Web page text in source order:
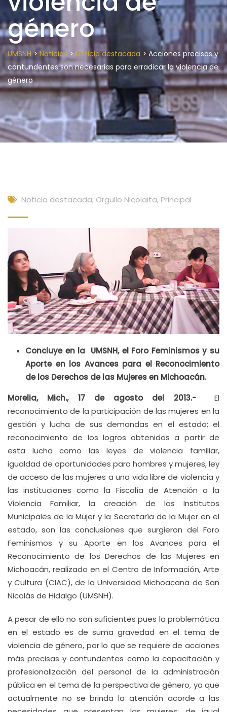
género
UMSNH> Noticias > Noticia destacada > Acciones precisas y
contundentes son necesarias para erradicar la violencia de
género
Noticia destacada, Orgullo Nicolaita, Principal
Concluye en la UMSNH, el Foro Feminismos y su
Aporte en los Avances para el Reconocimiento
de los Derechos de las Mujeres en Michoacán.
Morelia, Mich., 17 de agosto del 2013.- El
reconocimiento de la participación de las mujeres en la
gestión y lucha de sus demandas en el estado; el
reconocimiento de los logros obtenidos a partir de
esta lucha como las leyes de violencia familiar,
igualdad de oportunidades para hombres y mujeres, ley
de acceso de las mujeres a una vida libre de violencia y
las instituciones como la Fiscalía de Atención a la
Violencia Familiar, la creación de los Institutos
Municipales de la Mujer y la Secretaría de la Mujer en el
estado, son las conclusiones que surgieron del Foro
Feminismos y su Aporte en los Avances para el
Reconocimiento de los Derechos de las Mujeres en
Michoacán, realizado en el Centro de Información, Arte
y Cultura (CIAC), de la Universidad Michoacana de San
Nicolás de Hidalgo (UMSNH).
A pesar de ello no son suficientes pues la problemática
en el estado es de suma gravedad en el tema de
violencia de género, por lo que se requiere de acciones
más precisas y contundentes como la capacitación y
profesionalización del personal de la administración
pública en el tema de la perspectiva de género, ya que
actualmente no se brinda la atención acorde a las